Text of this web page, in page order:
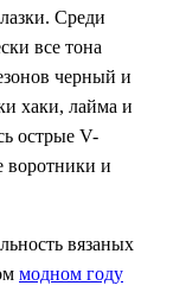
Среди
все тона
черный и
хаки, лайма и
острые V-
воротники и
вязаных
модном году